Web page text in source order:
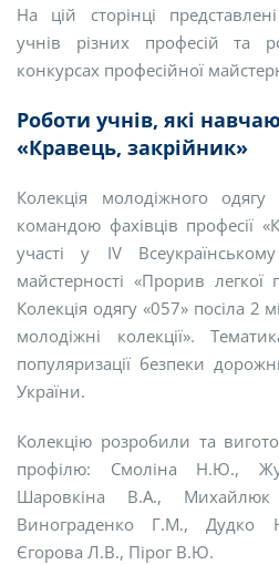
На цій сторінці
учнів різних професій та
конкурсах професійної
Роботи учнів, які
«Кравець, закрійник»
Колекція молодіжного
командою фахівців професії
участі у ІV
майстерності «Прорив легкої
Колекція одягу «057» посіла 2
молодіжні колекції».
популяризації безпеки
України.
Колекцію розробили та
профілю: Смоліна Н.Ю.,
Шаровкіна В.А.,
Винограденко Г.М., Дудко
Єгорова Л.В., Пірог В.Ю.